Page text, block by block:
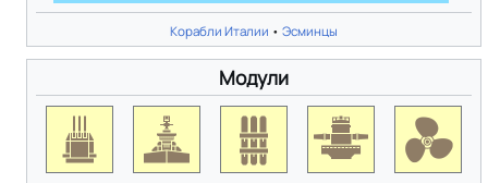
Корабли Италии • Эсминцы
Модули